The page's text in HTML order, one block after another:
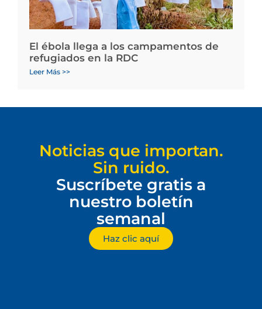
El ébola llega a los campamentos de
refugiados en la RDC
Leer Más >>
Noticias que importan.
Sin ruido.
Suscríbete gratis a
nuestro boletín
semanal
Haz clic aquí